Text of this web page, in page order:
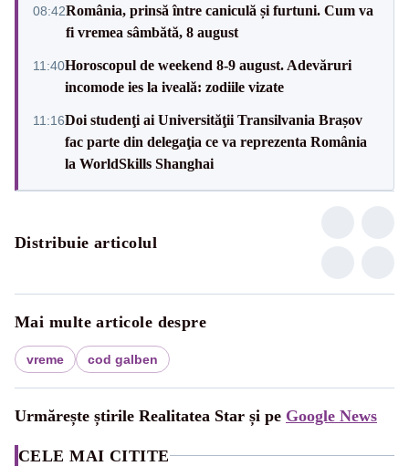
08:42România, prinsă între caniculă și furtuni. Cum va
fi vremea sâmbătă, 8 august
11:40Horoscopul de weekend 8-9 august. Adevăruri
incomode ies la iveală: zodiile vizate
11:16Doi studenţi ai Universităţii Transilvania Brașov
fac parte din delegaţia ce va reprezenta România
la WorldSkills Shanghai
Distribuie articolul
Mai multe articole despre
vreme cod galben
Urmărește știrile Realitatea Star și pe Google News
CELE MAI CITITE